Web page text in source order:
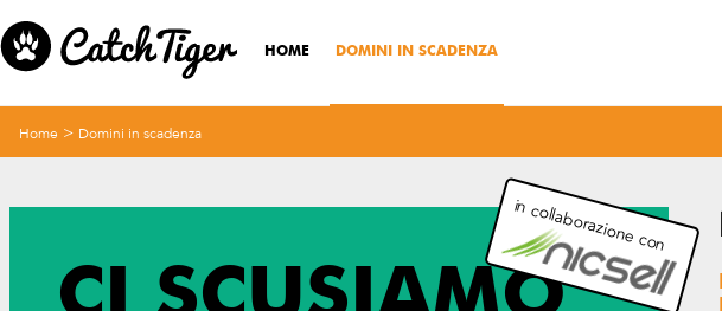
HOME DOMINI IN SCADENZA
Home > Domini in scadenza
in collaborazione con